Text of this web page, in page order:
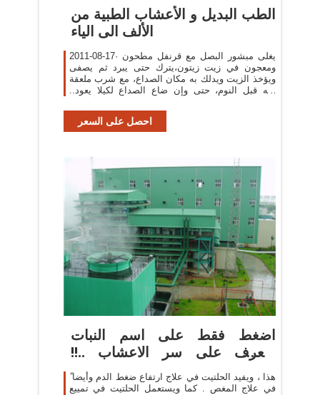
الطب البديل و الأعشاب الطبية من
الألف الى الياء
2011-08-17· يغلى مبشور البصل مع قرنفل مطحون
ومعجون في زيت زيتون،يترك حتى يبرد ثم يصفى
ويؤخذ الزيت ويدلك به مكان الصداع، مع شرب ملعقة
منه قبل النوم، حتى وإن ضاع الصداع لكيلا يعود..
احصل على السعر
اضغط فقط على اسم النبات
وتعرف على سر الاعشاب ..!!
صفحة 2
هذا ، ويفيد الحلتيت في علاج ارتفاع ضغط الدم وأيضا ً
في علاج المغص . كما ويستعمل الحلتيت في تمييع